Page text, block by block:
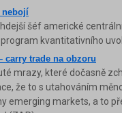
nebojí
šéf americké
kvantitativního
carry trade na obzoru
mrazy, které dočasně
že to s utahováním
emerging markets, a to